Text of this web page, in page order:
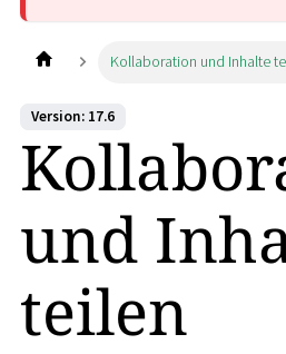
Kollaboration und Inhalte
Version: 17.6
und
teilen